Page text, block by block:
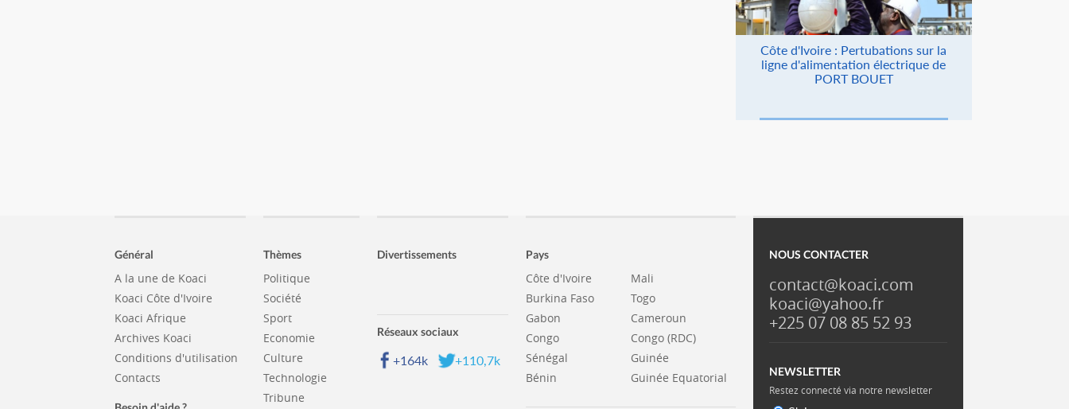
Côte d'Ivoire : Pertubations sur la
ligne d'alimentation électrique de
PORT BOUET
Général
A la une de Koaci
Koaci Côte d'Ivoire
Koaci Afrique
Archives Koaci
Conditions d'utilisation
Contacts
Thèmes
Politique
Société
Sport
Economie
Culture
Technologie
Tribune
Divertissements
Réseaux sociaux
+164k +110,7k
Pays
Côte d'Ivoire
Burkina Faso
Gabon
Congo
Sénégal
Bénin
Mali
Togo
Cameroun
Congo (RDC)
Guinée
Guinée Equatorial
NOUS CONTACTER
contact@koaci.com
koaci@yahoo.fr
+225 07 08 85 52 93
NEWSLETTER
Restez connecté via notre newsletter